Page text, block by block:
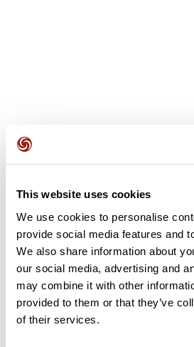
This website uses cookies
We use cookies to personalise
provide social media features and
We also share information about
our social media, advertising and
may combine it with other
provided to them or that they’ve
of their services.
Avis des utilisateurs
Soyez le premier à
Ajouter un
Résumé